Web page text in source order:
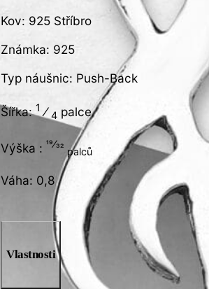
Kov: 925 Stříbro
Známka: 925
Typ náušnic: Push-Back
Šířka:1 ⁄4 palce
Výška : 19⁄32
palců
Váha: 0,8
Vlastnosti